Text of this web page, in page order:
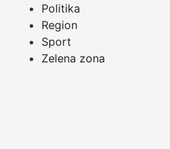
Politika
Region
Sport
Zelena zona